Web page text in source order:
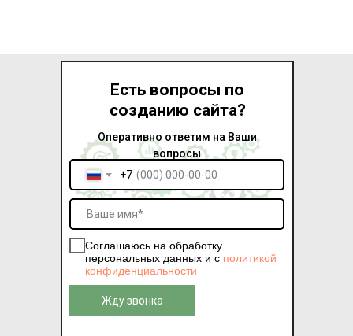
Есть вопросы по
созданию сайта?
+7
Соглашаюсь на обработку
персональных данных и c политикой
конфиденциальности
Жду звонка
Оперативно ответим на Ваши
вопросы